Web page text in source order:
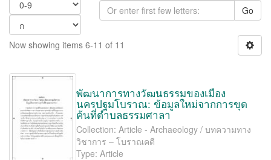
Go
Now showing items 6-11 of 11
พัฒนาการทางวัฒนธรรมของเมือง
นครปฐมโบราณ: ข้อมูลใหม่จากการขุด
ค้นที่ตำบลธรรมศาลา
Collection: Article - Archaeology / บทความทาง
วิชาการ – โบราณคดี
Type: Article